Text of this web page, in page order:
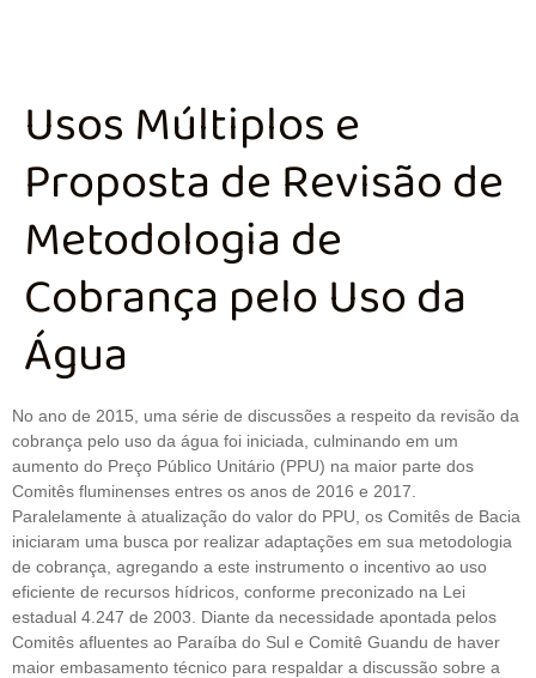
Usos Múltiplos e
Proposta de Revisão de
Metodologia de
Cobrança pelo Uso da
Água
No ano de 2015, uma série de discussões a respeito da revisão da
cobrança pelo uso da água foi iniciada, culminando em um
aumento do Preço Público Unitário (PPU) na maior parte dos
Comitês fluminenses entres os anos de 2016 e 2017.
Paralelamente à atualização do valor do PPU, os Comitês de Bacia
iniciaram uma busca por realizar adaptações em sua metodologia
de cobrança, agregando a este instrumento o incentivo ao uso
eficiente de recursos hídricos, conforme preconizado na Lei
estadual 4.247 de 2003. Diante da necessidade apontada pelos
Comitês afluentes ao Paraíba do Sul e Comitê Guandu de haver
maior embasamento técnico para respaldar a discussão sobre a